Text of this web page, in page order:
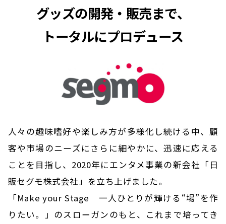
グッズの開発・販売まで、
トータルにプロデュース
人々の趣味嗜好や楽しみ方が多様化し続ける中、顧
客や市場のニーズにさらに細やかに、迅速に応える
ことを目指し、 2020年にエンタメ事業の新会社「日
販セグモ株式会社」を立ち上げました。
「Make your Stage 一人ひとりが輝ける“場”を作
りたい。」のスローガンのもと、
これまで培ってき